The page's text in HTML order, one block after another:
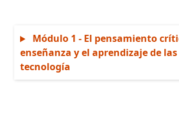
Módulo 1 - El pensamiento
enseñanza y el aprendizaje de
tecnología